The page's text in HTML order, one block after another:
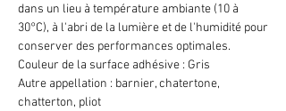
dans un lieu à température ambiante (10 à
30°C), à l'abri de la lumière et de l'humidité pour
conserver des performances optimales.
Couleur de la surface adhésive : Gris
Autre appellation : barnier, chatertone,
chatterton, pliot